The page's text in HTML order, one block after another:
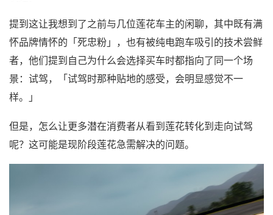
提到这让我想到了之前与几位莲花车主的闲聊，其中既有满
怀品牌情怀的「死忠粉」，也有被纯电跑车吸引的技术尝鲜
者，他们提到自己为什么会选择买车时都指向了同一个场
景：试驾，「试驾时那种贴地的感受，会明显感觉不一
样。」
但是，怎么让更多潜在消费者从看到莲花转化到走向试驾
呢？这可能是现阶段莲花急需解决的问题。